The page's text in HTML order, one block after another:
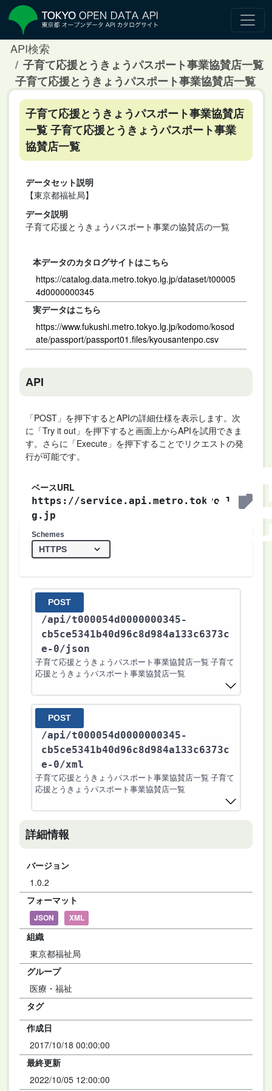
API検索
子育て応援とうきょうパスポート事業協賛店一覧
子育て応援とうきょうパスポート事業協賛店一覧
子育て応援とうきょうパスポート事業協賛店
一覧 子育て応援とうきょうパスポート事業
協賛店一覧
データセット説明
【東京都福祉局】
データ説明
子育て応援とうきょうパスポート事業の協賛店の一覧
本データのカタログサイトはこちら
https://catalog.data.metro.tokyo.lg.jp/dataset/t00005
4d0000000345
実データはこちら
https://www.fukushi.metro.tokyo.lg.jp/kodomo/kosod
ate/passport/passport01.files/kyousantenpo.csv
API
「POST」を押下するとAPIの詳細仕様を表示します。次
に「Try it out」を押下すると画面上からAPIを試用できま
す。さらに「Execute」を押下することでリクエストの発
行が可能です。
ベースURL
https://service.api.metro.tokyo.l
g.jp
Schemes
POST
/api/t000054d0000000345-
cb5ce5341b40d96c8d984a133c6373c
e-0/json
子育て応援とうきょうパスポート事業協賛店一覧 子育て
応援とうきょうパスポート事業協賛店一覧
POST
/api/t000054d0000000345-
cb5ce5341b40d96c8d984a133c6373c
e-0/xml
子育て応援とうきょうパスポート事業協賛店一覧 子育て
応援とうきょうパスポート事業協賛店一覧
詳細情報
バージョン
1.0.2
フォーマット
JSON XML
組織
東京都福祉局
グループ
医療・福祉
タグ
作成日
2017/10/18 00:00:00
最終更新
2022/10/05 12:00:00